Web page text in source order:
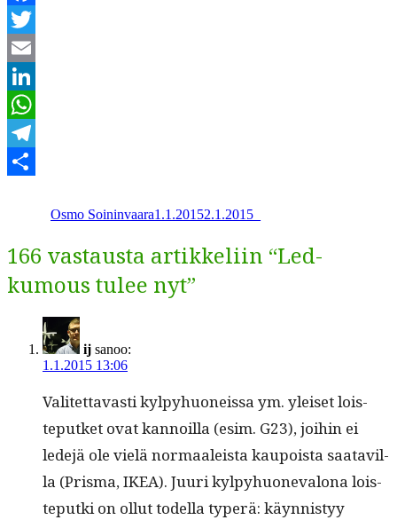
Facebook
Twitter
Email
LinkedIn
WhatsApp
Telegram
Osmo Soininvaara1.1.20152.1.2015
166 vastausta artikkeliin “Led-
kumous tulee nyt”
ij sanoo:
1.1.2015 13:06
Valitet­tavasti kylpy­huoneis­sa ym. yleiset lois­
teputket ovat kan­noil­la (esim. G23), joi­hin ei
lede­jä ole vielä nor­maaleista kaupoista saatavil­
la (Pris­ma, IKEA). Juuri kylpy­huoneval­ona lois­
teput­ki on ollut todel­la type­rä: käyn­nistyy